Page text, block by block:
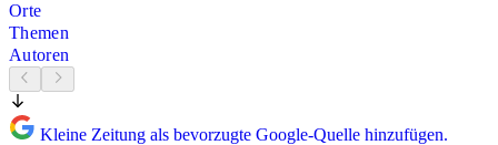
Orte
Themen
Autoren
Kleine Zeitung als bevorzugte Google-Quelle hinzufügen.